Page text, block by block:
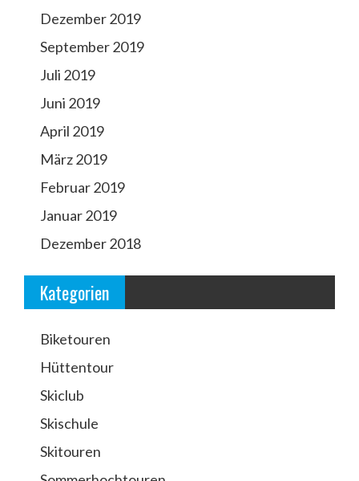
Dezember 2019
September 2019
Juli 2019
Juni 2019
April 2019
März 2019
Februar 2019
Januar 2019
Dezember 2018
Kategorien
Biketouren
Hüttentour
Skiclub
Skischule
Skitouren